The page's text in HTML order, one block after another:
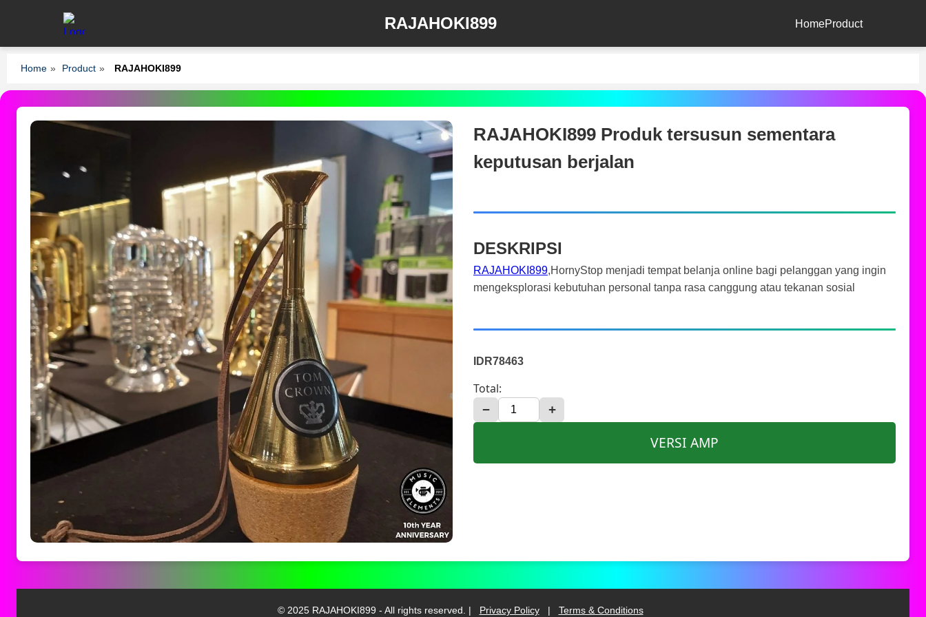
RAJAHOKI899 HomeProduct
Home » Product » RAJAHOKI899
RAJAHOKI899 Produk tersusun sementara
keputusan berjalan
DESKRIPSI
RAJAHOKI899,HornyStop menjadi tempat belanja online bagi pelanggan yang ingin
mengeksplorasi kebutuhan personal tanpa rasa canggung atau tekanan sosial
IDR78463
Total:
− +
VERSI AMP
© 2025 RAJAHOKI899 - All rights reserved. | Privacy Policy | Terms & Conditions